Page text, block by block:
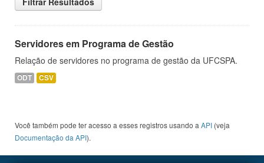
Servidores em Programa de Gestão
Relação de servidores no programa de gestão da UFCSPA.
ODT CSV
Você também pode ter acesso a esses registros usando a API (veja
Documentação da API).